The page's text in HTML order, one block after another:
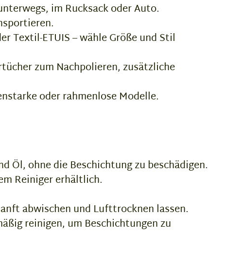
im Rucksack oder Auto.
Textil-ETUIS – wähle Größe und Stil
zum Nachpolieren, zusätzliche
oder rahmenlose Modelle.
Öl, ohne die Beschichtung zu beschädigen.
Reiniger erhältlich.
abwischen und Lufttrocknen lassen.
reinigen, um Beschichtungen zu